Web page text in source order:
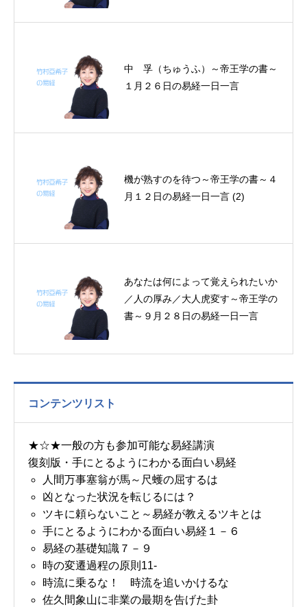
中 孚（ちゅうふ）～帝王学の書～
１月２６日の易経一日一言
機が熟すのを待つ～帝王学の書～４
月１２日の易経一日一言 (2)
あなたは何によって覚えられたいか
／人の厚み／大人虎変す～帝王学の
書～９月２８日の易経一日一言
コンテンツリスト
★☆★一般の方も参加可能な易経講演
復刻版・手にとるようにわかる面白い易経
人間万事塞翁が馬～尺蠖の屈するは
凶となった状況を転じるには？
ツキに頼らないこと～易経が教えるツキとは
手にとるようにわかる面白い易経１－６
易経の基礎知識７－９
時の変遷過程の原則11-
時流に乗るな！ 時流を追いかけるな
佐久間象山に非業の最期を告げた卦